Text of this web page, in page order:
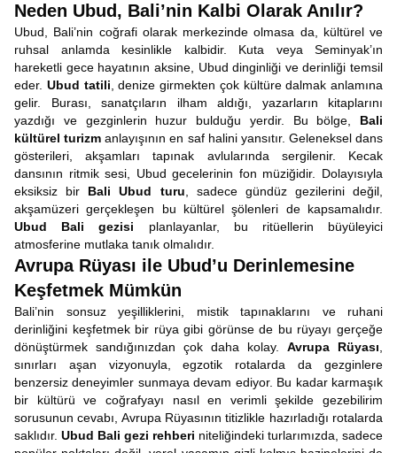
Neden Ubud, Bali’nin Kalbi Olarak Anılır?
Ubud, Bali’nin coğrafi olarak merkezinde olmasa da, kültürel ve
ruhsal anlamda kesinlikle kalbidir. Kuta veya Seminyak’ın
hareketli gece hayatının aksine, Ubud dinginliği ve derinliği temsil
eder. Ubud tatili , denize girmekten çok kültüre dalmak anlamına
gelir. Burası, sanatçıların ilham aldığı, yazarların kitaplarını
yazdığı ve gezginlerin huzur bulduğu yerdir. Bu bölge, Bali
kültürel turizm anlayışının en saf halini yansıtır. Geleneksel dans
gösterileri, akşamları tapınak avlularında sergilenir. Kecak
dansının ritmik sesi, Ubud gecelerinin fon müziğidir. Dolayısıyla
eksiksiz bir Bali Ubud turu , sadece gündüz gezilerini değil,
akşamüzeri gerçekleşen bu kültürel şölenleri de kapsamalıdır.
Ubud Bali gezisi planlayanlar, bu ritüellerin büyüleyici
atmosferine mutlaka tanık olmalıdır.
Avrupa Rüyası ile Ubud’u Derinlemesine
Keşfetmek Mümkün
Bali’nin sonsuz yeşilliklerini, mistik tapınaklarını ve ruhani
derinliğini keşfetmek bir rüya gibi görünse de bu rüyayı gerçeğe
dönüştürmek sandığınızdan çok daha kolay. Avrupa Rüyası
sınırları aşan vizyonuyla, egzotik rotalarda da gezginlere
benzersiz deneyimler sunmaya devam ediyor. Bu kadar karmaşık
bir kültürü ve coğrafyayı nasıl en verimli şekilde gezebilirim
sorusunun cevabı, Avrupa Rüyasının titizlikle hazırladığı rotalarda
saklıdır. Ubud Bali gezi rehberi niteliğindeki turlarımızda, sadece